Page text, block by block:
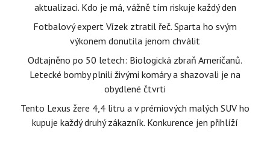
aktualizaci. Kdo je má, vážně tím riskuje každý den
Fotbalový expert Vízek ztratil řeč. Sparta ho svým
výkonem donutila jenom chválit
Odtajněno po 50 letech: Biologická zbraň Američanů.
Letecké bomby plnili živými komáry a shazovali je na
obydlené čtvrti
Tento Lexus žere 4,4 litru a v prémiových malých SUV ho
kupuje každý druhý zákazník. Konkurence jen přihlíží